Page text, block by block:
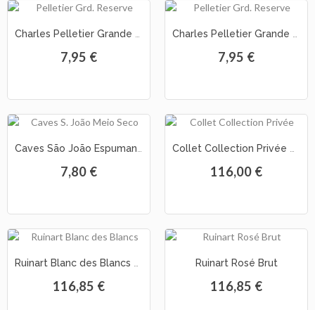
7,95 € 7,95 €
7,80 € 116,00 €
116,85 €
Ruinart Rosé Brut
116,85 €